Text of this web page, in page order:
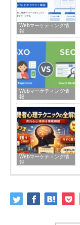
Webマーケティング情
報
Webマーケティング情
報
Webマーケティング情
報